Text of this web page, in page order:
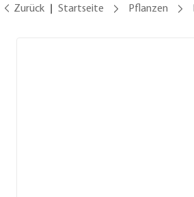
Zurück Startseite Pflanzen